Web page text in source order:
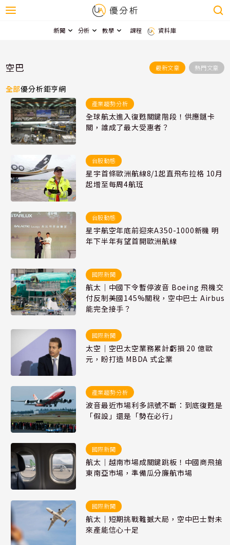
新聞 分析 教學 課程 資料庫
空巴 最新文章 熱門文章
全部優分析鉅亨網
產業趨勢分析
全球航太進入復甦關鍵階段！供應鏈卡
關，誰成了最大受惠者？
台股動態
星宇首條歐洲航線8/1起直飛布拉格 10月
起增至每周4航班
台股動態
星宇航空年底前迎來A350-1000新機 明
年下半年有望首開歐洲航線
國際新聞
航太｜中國下令暫停波音 Boeing 飛機交
付反制美國145%關稅，空中巴士 Airbus
能完全接手？
國際新聞
太空｜空巴太空業務累計虧損 20 億歐
元，盼打造 MBDA 式企業
產業趨勢分析
波音最近市場利多訊號不斷：到底復甦是
「假設」還是「勢在必行」
國際新聞
航太｜越南市場成關鍵跳板！中國商飛搶
東南亞市場，準備瓜分廉航市場
國際新聞
航太｜短期挑戰難撼大局，空中巴士對未
來產能信心十足